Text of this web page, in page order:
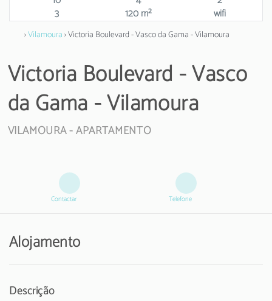
3
120 m² wifi
›Vilamoura› Victoria Boulevard - Vasco da Gama - Vilamoura
Victoria Boulevard - Vasco
da Gama - Vilamoura
VILAMOURA -APARTAMENTO
Contactar Telefone
Alojamento
Descrição